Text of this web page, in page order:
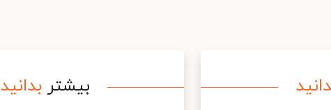
بیشتر بدانید